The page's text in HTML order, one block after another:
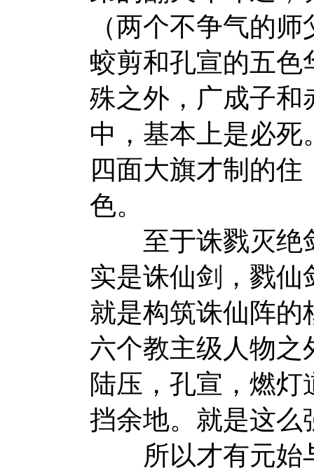
（两个不争气的
蛟剪和孔宣的五
殊之外，广成子和
中，基本上是必
四面大旗才制的
色。
至于诛戮灭绝
实是诛仙剑，戮
就是构筑诛仙阵
六个教主级人物
陆压，孔宣，燃
挡余地。就是这
所以才有元始